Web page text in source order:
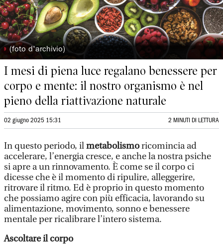
◗ (foto d'archivio)
I mesi di piena luce regalano benessere per
corpo e mente: il nostro organismo è nel
pieno della riattivazione naturale
02 giugno 2025 15:31 2 MINUTI DI LETTURA
In questo periodo, ilmetabolismoricomincia ad
accelerare, l’energia cresce, e anche la nostra psiche
si apre a un rinnovamento. È come se il corpo ci
dicesse che è il momento di ripulire, alleggerire,
ritrovare il ritmo. Ed è proprio in questo momento
che possiamo agire con più efficacia, lavorando su
alimentazione, movimento, sonno e benessere
mentale per ricalibrare l’intero sistema.
Ascoltare il corpo